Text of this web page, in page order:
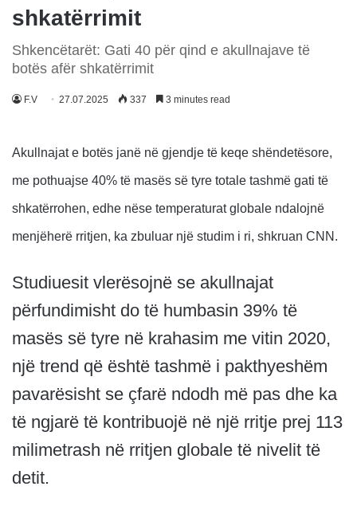
shkatërrimit
Shkencëtarët: Gati 40 për qind e akullnajave të
botës afër shkatërrimit
F.V 27.07.2025 337 3 minutes read
Akullnajat e botës janë në gjendje të keqe shëndetësore,
me pothuajse 40% të masës së tyre totale tashmë gati të
shkatërrohen, edhe nëse temperaturat globale ndalojnë
menjëherë rritjen, ka zbuluar një studim i ri, shkruan CNN.
Studiuesit vlerësojnë se akullnajat
përfundimisht do të humbasin 39% të
masës së tyre në krahasim me vitin 2020,
një trend që është tashmë i pakthyeshëm
pavarësisht se çfarë ndodh më pas dhe ka
të ngjarë të kontribuojë në një rritje prej 113
milimetrash në rritjen globale të nivelit të
detit.